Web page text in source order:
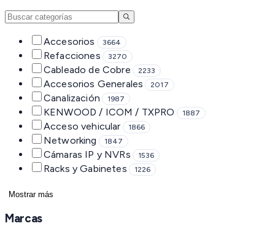
Accesorios 3664
Refacciones 3270
Cableado de Cobre 2233
Accesorios Generales 2017
Canalización 1987
KENWOOD / ICOM / TXPRO 1887
Acceso vehicular 1866
Networking 1847
Cámaras IP y NVRs 1536
Racks y Gabinetes 1226
Mostrar más
Marcas